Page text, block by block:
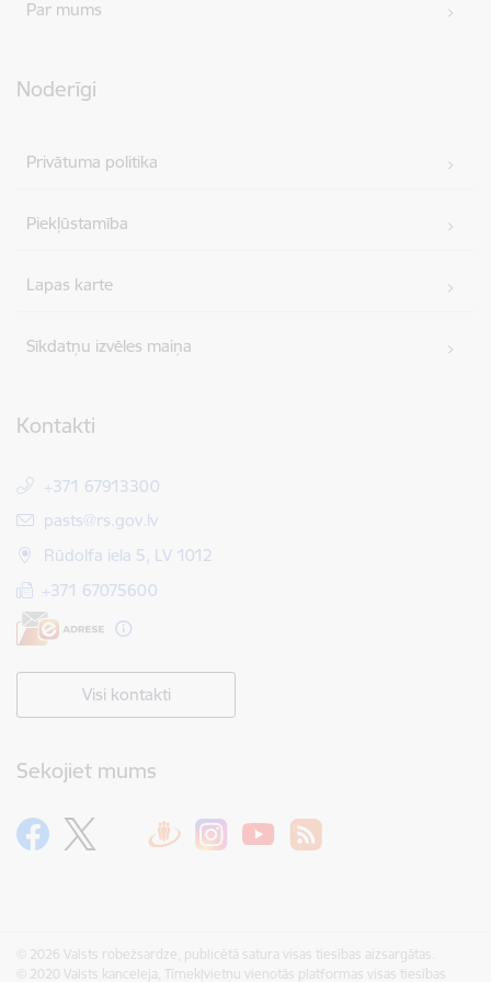
Par mums
Noderīgi
Privātuma politika
Piekļūstamība
Lapas karte
Sīkdatņu izvēles maiņa
Kontakti
+371 67913300
E-pasts:
pasts@rs.gov.lv
Rūdolfa iela 5, LV 1012
+371 67075600
Visi kontakti
Sekojiet mums
© 2026 Valsts robežsardze, publicētā satura visas tiesības aizsargātas.
© 2020 Valsts kanceleja, Tīmekļvietņu vienotās platformas visas tiesības